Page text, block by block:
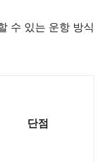
수 있는 운항 방식
단점